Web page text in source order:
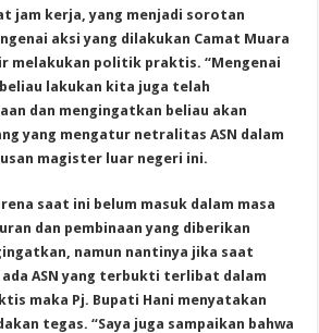
jam kerja, yang menjadi sorotan
aksi yang dilakukan Camat Muara
melakukan politik praktis. “Mengenai
lakukan kita juga telah
dan mengingatkan beliau akan
yang mengatur netralitas ASN dalam
magister luar negeri ini.
saat ini belum masuk dalam masa
dan pembinaan yang diberikan
namun nantinya jika saat
ada ASN yang terbukti terlibat dalam
maka Pj. Bupati Hani menyatakan
tegas. “Saya juga sampaikan bahwa